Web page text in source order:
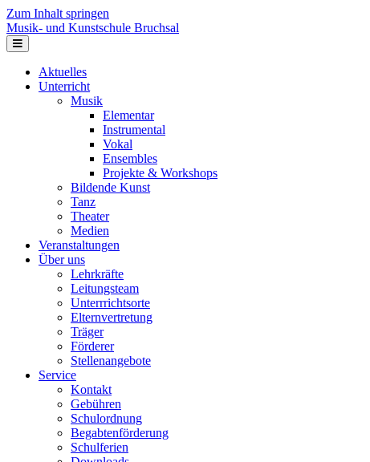
Zum Inhalt springen
Musik- und Kunstschule Bruchsal
Navigation
Aktuelles
Unterricht
Musik
Elementar
Instrumental
Vokal
Ensembles
Projekte & Workshops
Bildende Kunst
Tanz
Theater
Medien
Veranstaltungen
Über uns
Lehrkräfte
Leitungsteam
Unterrrichtsorte
Elternvertretung
Träger
Förderer
Stellenangebote
Service
Kontakt
Gebühren
Schulordnung
Begabtenförderung
Schulferien